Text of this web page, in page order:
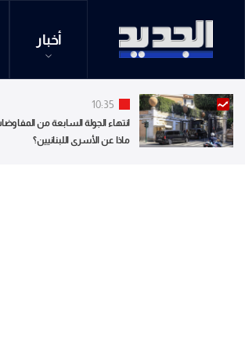
أخبار
10:35
انتهاء الجولة السابعة من
ماذا عن الأسرى اللبنانيين؟